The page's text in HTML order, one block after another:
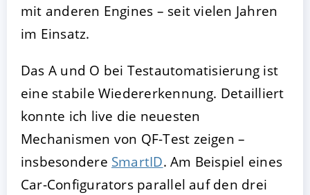
mit anderen Engines – seit vielen Jahren
im Einsatz.
Das A und O bei Testautomatisierung ist
eine stabile Wiedererkennung. Detailliert
konnte ich live die neuesten
Mechanismen von QF-Test zeigen –
insbesondere SmartID. Am Beispiel eines
Car-Configurators parallel auf den drei